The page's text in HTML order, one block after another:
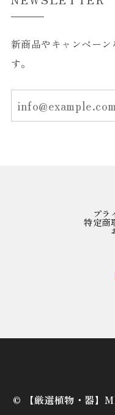
新商品やキャンペー
す。
プラ
特定商
©︎ 【厳選植物・器】